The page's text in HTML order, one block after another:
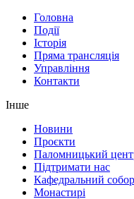
Головна
Події
Історія
Пряма трансляція
Управління
Контакти
Інше
Новини
Проєкти
Паломницький
Підтримати нас
Кафедральний собор
Монастирі